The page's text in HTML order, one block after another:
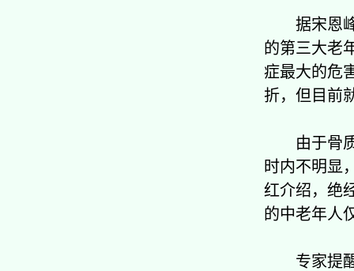
据宋恩峰
的第三大老
症最大的危
折，但目前
由于骨质
时内不明显
红介绍，绝
的中老年人
专家提醒